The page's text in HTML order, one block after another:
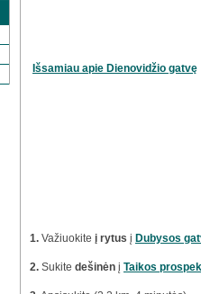
Išsamiau apie Dienovidžio gatvę
1. Važiuokite į rytus į Dubysos
2. Sukite dešinėn į Taikos